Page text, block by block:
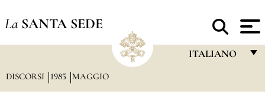
La SANTA SEDE
ITALIANO
DISCORSI 1985 MAGGIO